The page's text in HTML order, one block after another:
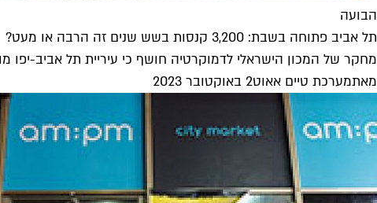
הבועה
תל אביב פתוחה בשבת: 3,200 קנסות בשש שנים זה הרבה או מעט?
מחקר של המכון הישראלי לדמוקרטיה חושף כי עיריית תל אביב-יפו
מאתמערכת טיים אאוט2 באוקטובר 2023